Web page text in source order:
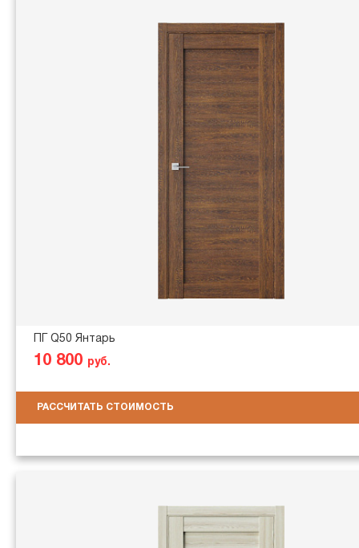
ПГ Q50 Янтарь
10 800 руб.
РАССЧИТАТЬ СТОИМОСТЬ